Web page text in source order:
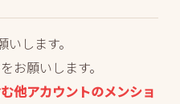
します。
お願いします。
他アカウントのメンショ